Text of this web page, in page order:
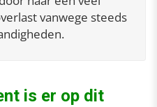
vanwege steeds
is er op dit